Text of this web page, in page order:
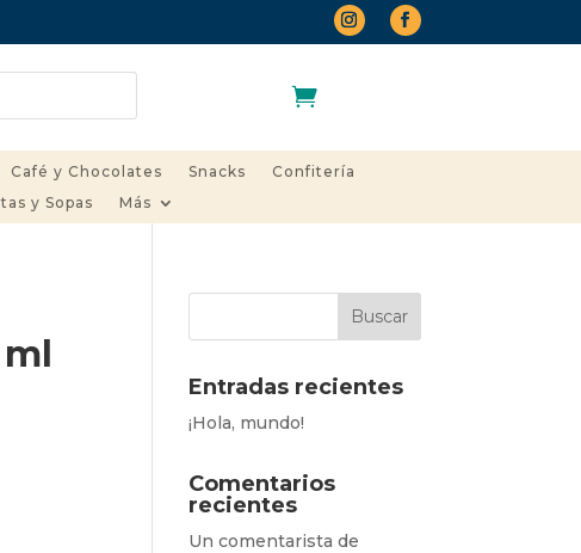
Café y Chocolates Snacks
Confitería
y Sopas Más
Entradas recientes
¡Hola, mundo!
Comentarios
recientes
Un comentarista de